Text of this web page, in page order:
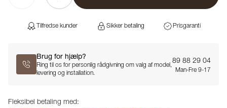
Tilfredse kunder Sikker betaling Prisgaranti
Brug for hjælp?
Ring til os for personlig rådgivning om valg af model,
levering og installation.
89 88 29 04
Man-Fre 9-17
Fleksibel betaling med: